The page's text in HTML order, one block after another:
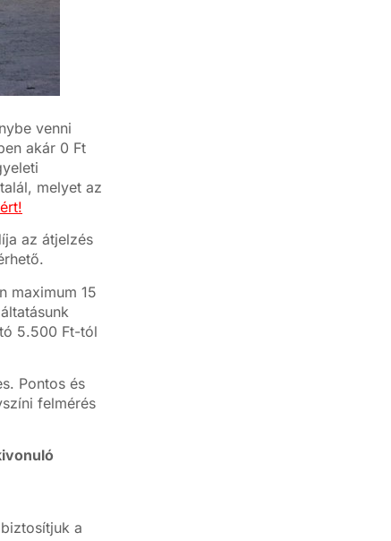
venni
akár 0 Ft
melyet az
az átjelzés
maximum 15
5.500 Ft-tól
Pontos és
felmérés
a